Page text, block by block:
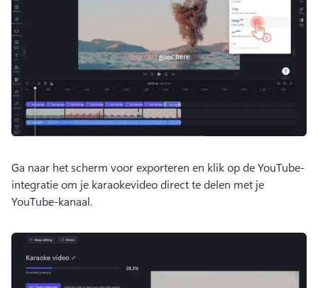
Ga naar het scherm voor exporteren en klik op de YouTube-
integratie om je karaokevideo direct te delen met je
YouTube-kanaal.